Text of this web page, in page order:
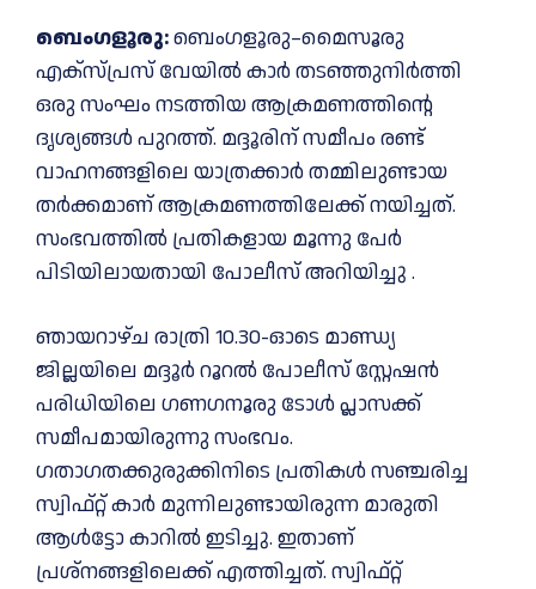
ബെംഗളൂരു:ബെംഗളൂരു–മൈസൂരു
എക്‌സ്‌പ്രസ് വേയിൽ കാർ തടഞ്ഞുനിർത്തി
ഒരു സംഘം നടത്തിയ ആക്രമണത്തിന്റെ
ദൃശ്യങ്ങൾ പുറത്ത്. മദ്ദൂരിന് സമീപം രണ്ട്
വാഹനങ്ങളിലെ യാത്രക്കാര്‍ തമ്മിലുണ്ടായ
തർക്കമാണ് ആക്രമണത്തിലേക്ക് നയിച്ചത്.
സംഭവത്തില്‍ പ്രതികളായ മൂന്നു പേര്‍
പിടിയിലായതായി പോലീസ് അറിയിച്ചു .
ഞായറാഴ്ച രാത്രി 10.30-ഓടെ മാണ്ഡ്യ
ജില്ലയിലെ മദ്ദൂർ റൂറൽ പോലീസ് സ്റ്റേഷൻ
പരിധിയിലെ ഗണഗനൂരു ടോൾ പ്ലാസക്ക്
സമീപമായിരുന്നു സംഭവം.
ഗതാഗതക്കുരുക്കിനിടെ പ്രതികൾ സഞ്ചരിച്ച
സ്വിഫ്റ്റ് കാർ മുന്നിലുണ്ടായിരുന്ന മാരുതി
ആൾട്ടോ കാറിൽ ഇടിച്ചു. ഇതാണ്
പ്രശ്നങ്ങളിലെക്ക് എത്തിച്ചത്. സ്വിഫ്റ്റ്